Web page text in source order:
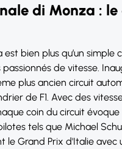
di Monza :
bien plus qu’un simple
passionnés de vitesse.
plus ancien circuit
de F1. Avec des
coin du circuit évoque
tels que Michael
le Grand Prix d'Italie avec